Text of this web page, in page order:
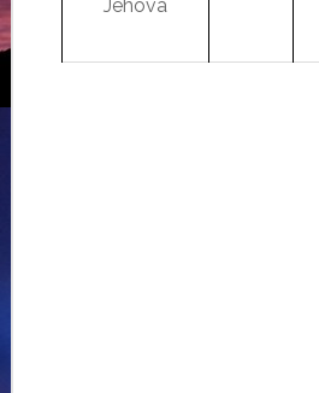
Jehová